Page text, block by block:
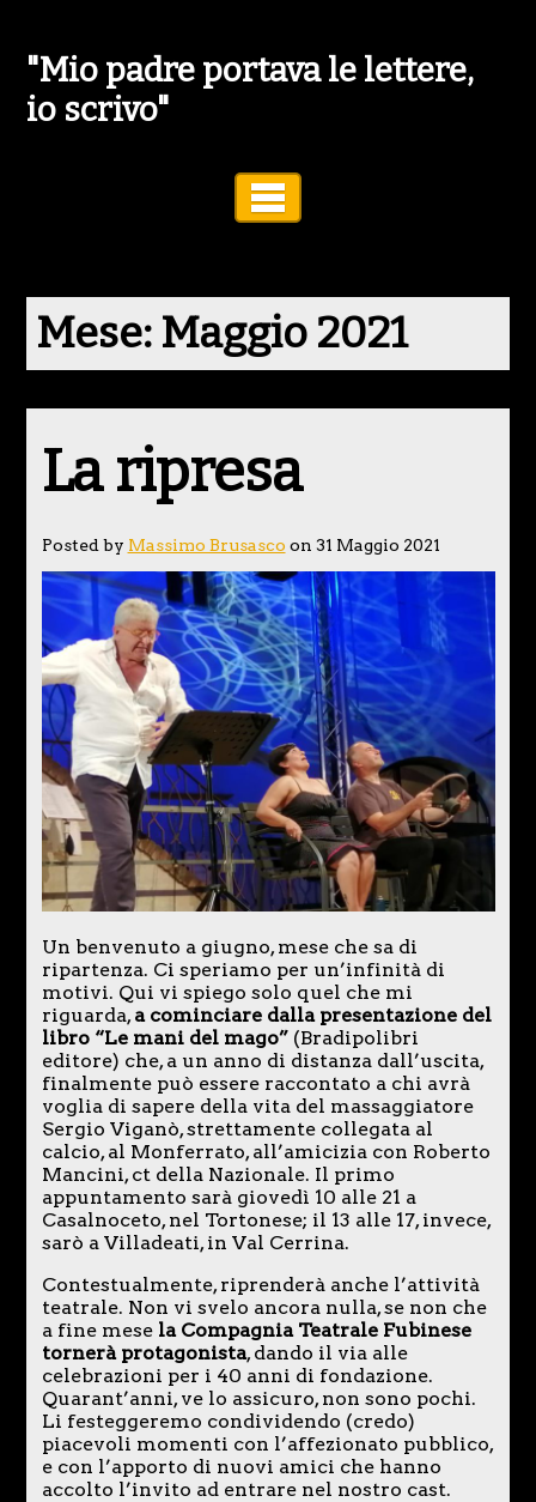
"Mio padre portava le lettere,
io scrivo"
Mese: Maggio 2021
La ripresa
Posted by Massimo Brusasco on 31 Maggio 2021
Un benvenuto a giugno, mese che sa di
ripartenza. Ci speriamo per un’infinità di
motivi. Qui vi spiego solo quel che mi
riguarda,a cominciare dalla presentazione del
libro “Le mani del mago”(Bradipolibri
editore) che, a un anno di distanza dall’uscita,
finalmente può essere raccontato a chi avrà
voglia di sapere della vita del massaggiatore
Sergio Viganò, strettamente collegata al
calcio, al Monferrato, all’amicizia con Roberto
Mancini, ct della Nazionale. Il primo
appuntamento sarà giovedì 10 alle 21 a
Casalnoceto, nel Tortonese; il 13 alle 17, invece,
sarò a Villadeati, in Val Cerrina.
Contestualmente, riprenderà anche l’attività
teatrale. Non vi svelo ancora nulla, se non che
a fine mesela Compagnia Teatrale Fubinese
tornerà protagonista, dando il via alle
celebrazioni per i 40 anni di fondazione.
Quarant’anni, ve lo assicuro, non sono pochi.
Li festeggeremo condividendo (credo)
piacevoli momenti con l’affezionato pubblico,
e con l’apporto di nuovi amici che hanno
accolto l’invito ad entrare nel nostro cast.